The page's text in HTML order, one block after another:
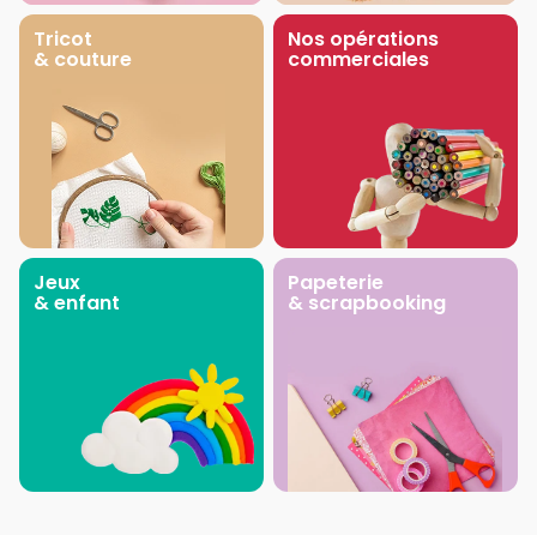
Tricot
& couture
Nos opérations
commerciales
Jeux
& enfant
Papeterie
& scrapbooking